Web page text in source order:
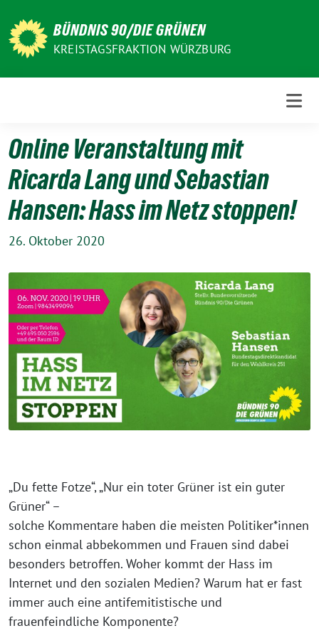
zum
Inhalt
BÜNDNIS 90/DIE GRÜNEN
KREISTAGSFRAKTION WÜRZBURG
Online Veranstaltung mit
Ricarda Lang und Sebastian
Hansen: Hass im Netz stoppen!
26. Oktober 2020
„Du fette Fotze“, „Nur ein toter Grüner ist ein guter
Grüner“ –
solche Kommentare haben die meisten Politiker*innen
schon einmal abbekommen und Frauen sind dabei
besonders betroffen. Woher kommt der Hass im
Internet und den sozialen Medien? Warum hat er fast
immer auch eine antifemitistische und
frauenfeindliche Komponente?